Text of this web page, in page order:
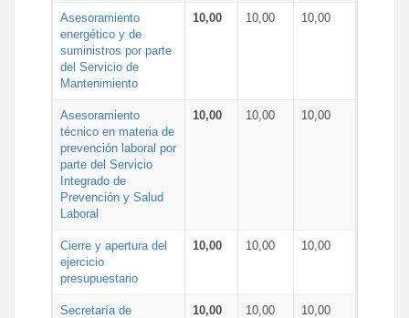
Asesoramiento
energético y de
suministros por parte
del Servicio de
Mantenimiento
10,00 10,00 10,00
Asesoramiento
técnico en materia de
prevención laboral por
parte del Servicio
Integrado de
Prevención y Salud
Laboral
10,00 10,00 10,00
Cierre y apertura del
ejercicio
presupuestario
10,00 10,00 10,00
Secretaría de
10,00 10,00 10,00